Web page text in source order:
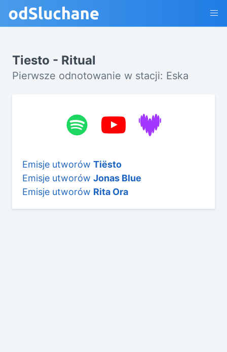
Tiesto - Ritual
Pierwsze odnotowanie w stacji: Eska
Emisje utworów Tiësto
Emisje utworów Jonas Blue
Emisje utworów Rita Ora